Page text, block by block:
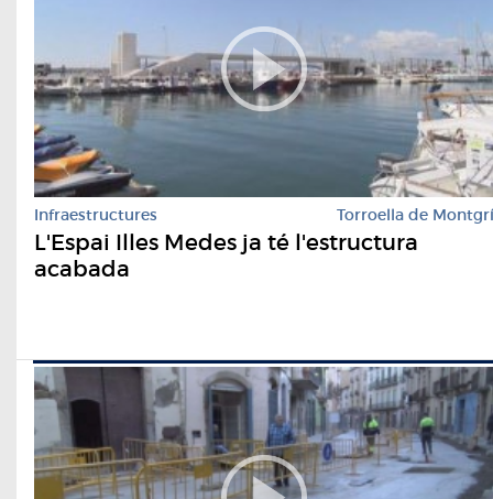
Infraestructures Torroella de Montgrí
L'Espai Illes Medes ja té l'estructura
acabada